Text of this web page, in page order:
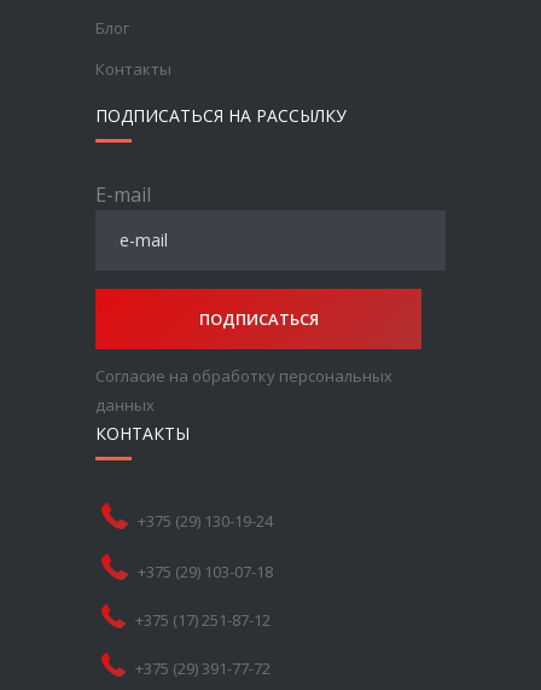
Блог
Контакты
ПОДПИСАТЬСЯ НА РАССЫЛКУ
E-mail
ПОДПИСАТЬСЯ
Согласие на обработку персональных
данных
КОНТАКТЫ
+375 (29) 130-19-24
+375 (29) 103-07-18
+375 (17) 251-87-12
+375 (29) 391-77-72